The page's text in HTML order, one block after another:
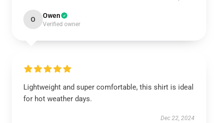
O Owen
Verified owner
Lightweight and super comfortable, this shirt is ideal
for hot weather days.
Dec 22, 2024